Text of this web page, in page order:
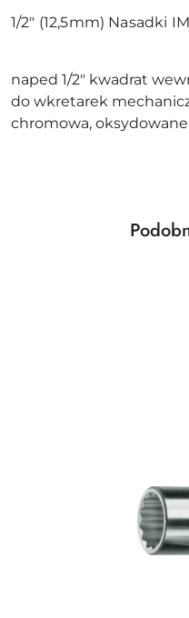
1/2" (12,5mm) Nasadki
naped 1/2" kwadrat
do wkretarek
chromowa, oksydowane
Pomiń karuzelę